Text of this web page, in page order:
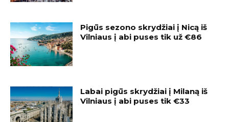
Pigūs sezono skrydžiai į Nicą iš
Vilniaus į abi puses tik už €86
Labai pigūs skrydžiai į Milaną iš
Vilniaus į abi puses tik €33